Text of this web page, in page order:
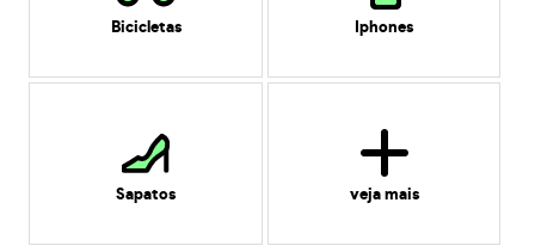
Bicicletas Iphones
Sapatos veja mais